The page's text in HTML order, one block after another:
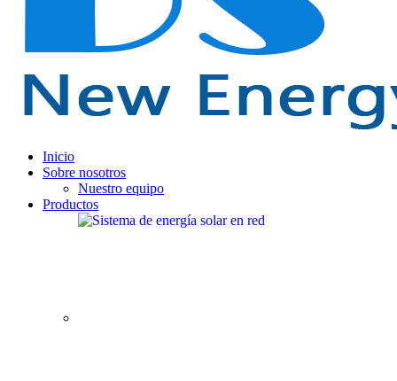
Inicio
Sobre nosotros
Nuestro equipo
Productos